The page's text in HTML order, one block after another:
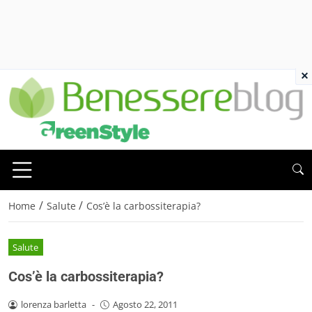
Home / Salute / Cos’è la carbossiterapia?
Salute
Cos’è la carbossiterapia?
lorenza barletta - Agosto 22, 2011
×